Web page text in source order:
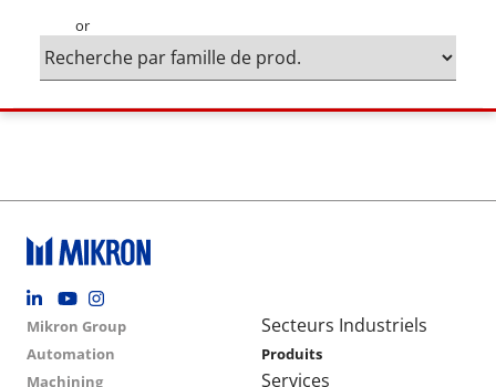
or
Footer social
Group menu
Mikron Group
Automation
Machining
Main navigation
Secteurs Industriels
Produits
Services